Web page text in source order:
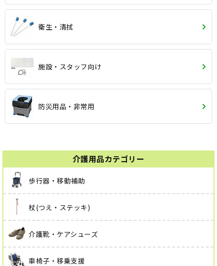
介護用品カテゴリー
歩行器・移動補助
杖(つえ・ステッキ)
介護靴・ケアシューズ
車椅子・移乗支援
衛生・清拭
施設・スタッフ向け
防災用品・非常用